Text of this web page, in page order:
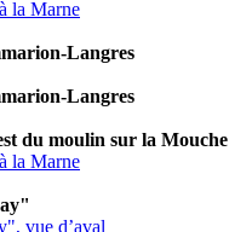
la Marne
Langres
Langres
du moulin sur la Mouche
la Marne
vue d’aval